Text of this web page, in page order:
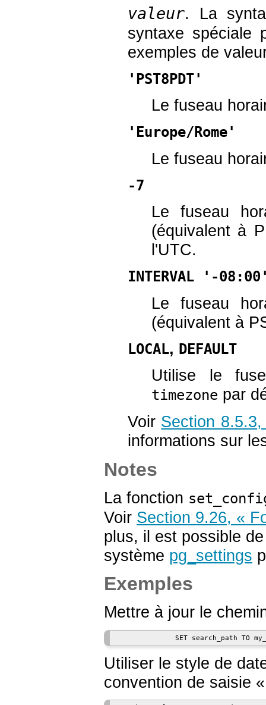
valeur. La
syntaxe spéciale
exemples de
'PST8PDT'
Le fuseau
'Europe/Rome'
Le fuseau
-7
Le fuseau
(équivalent à
l'UTC.
INTERVAL '-08:00'
Le fuseau
(équivalent à
LOCAL, DEFAULT
Utilise le
timezone par
Voir Section
informations sur
Notes
La fonction
Voir Section 9.26, «
plus, il est possible
système pg_settings
Exemples
Mettre à jour le
Utiliser le style de
convention de saisie